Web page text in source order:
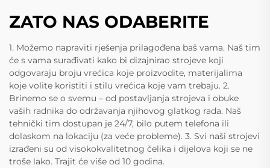
ZATO NAS ODABERITE
1. Možemo napraviti rješenja prilagođena baš vama. Naš tim
će s vama surađivati kako bi dizajnirao strojeve koji
odgovaraju broju vrećica koje proizvodite, materijalima
koje volite koristiti i stilu vrećica koje vam trebaju. 2.
Brinemo se o svemu – od postavljanja strojeva i obuke
vaših radnika do održavanja njihovog glatkog rada. Naš
tehnički tim dostupan je 24/7, bilo putem telefona ili
dolaskom na lokaciju (za veće probleme). 3. Svi naši strojevi
izrađeni su od visokokvalitetnog čelika i dijelova koji se ne
troše lako. Trajit će više od 10 godina.